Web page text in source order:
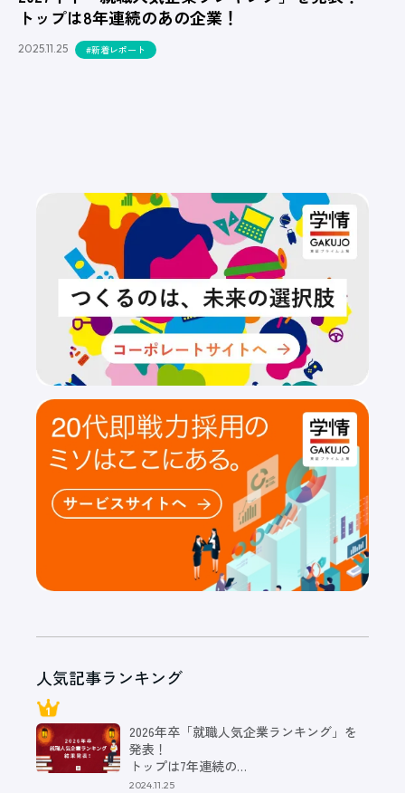
トップは8年連続のあの企業！
2025.11.25 #新着レポート
人気記事ランキング
2026年卒「就職人気企業ランキング」を
発表！
トップは7年連続の…
2024.11.25